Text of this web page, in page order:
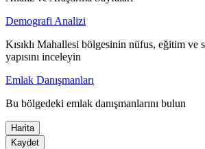
Demografi Analizi
Kısıklı Mahallesi bölgesinin nüfus, eğitim ve
yapısını inceleyin
Emlak Danışmanları
Bu bölgedeki emlak danışmanlarını bulun
Harita
Kaydet